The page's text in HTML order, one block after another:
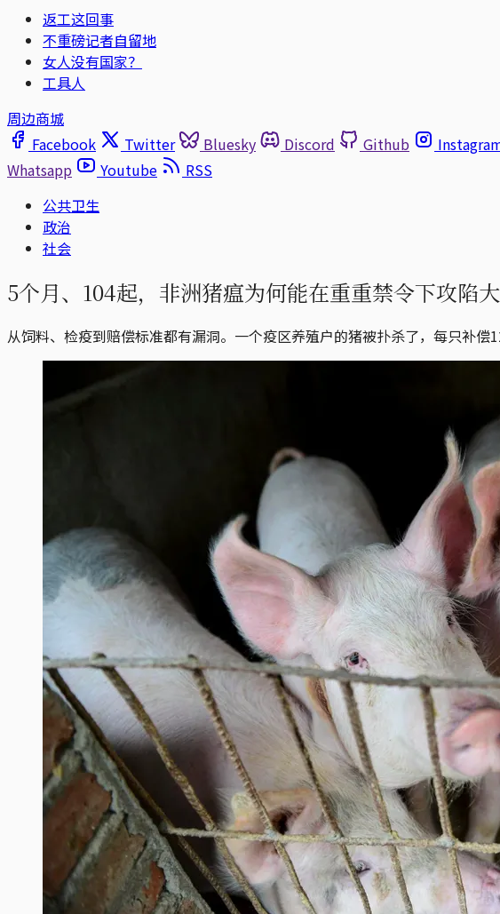
返工这回事
不重磅记者自留地
女人没有国家？
工具人
周边商城
Facebook
Twitter Bluesky Discord Github
Whatsapp
Youtube
RSS
公共卫生
政治
社会
5个月、104起，非洲猪瘟为何能在重重禁令下攻陷大
从饲料、检疫到赔偿标准都有漏洞。一个疫区养殖户的猪被扑杀了，每只补偿